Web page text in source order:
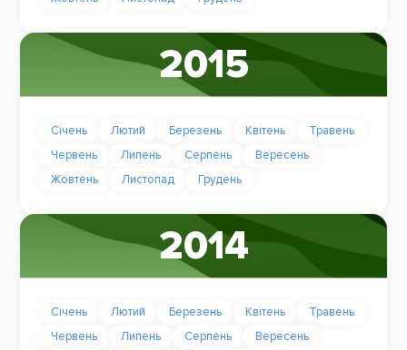
2015
Січень Лютий Березень Квітень
Травень
Червень
Липень Серпень
Вересень
Жовтень
Листопад Грудень
2014
Січень Лютий Березень Квітень
Травень
Червень
Липень Серпень
Вересень